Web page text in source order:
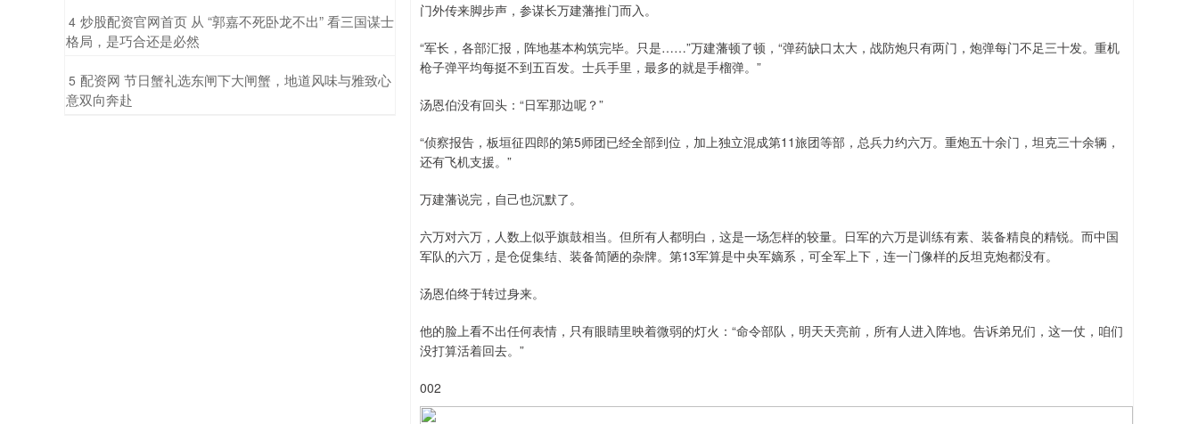
门外传来脚步声，参谋长万建藩推门而入。
“军长，各部汇报，阵地基本构筑完毕。只是……”万建藩顿了顿，“弹药缺口太大，战防炮只有两门，炮弹每门不足三十发。重机
枪子弹平均每挺不到五百发。士兵手里，最多的就是手榴弹。”
汤恩伯没有回头：“日军那边呢？”
“侦察报告，板垣征四郎的第5师团已经全部到位，加上独立混成第11旅团等部，总兵力约六万。重炮五十余门，坦克三十余辆，
还有飞机支援。”
万建藩说完，自己也沉默了。
六万对六万，人数上似乎旗鼓相当。但所有人都明白，这是一场怎样的较量。日军的六万是训练有素、装备精良的精锐。而中国
军队的六万，是仓促集结、装备简陋的杂牌。第13军算是中央军嫡系，可全军上下，连一门像样的反坦克炮都没有。
汤恩伯终于转过身来。
他的脸上看不出任何表情，只有眼睛里映着微弱的灯火：“命令部队，明天天亮前，所有人进入阵地。告诉弟兄们，这一仗，咱们
没打算活着回去。”
002
4 ​炒股配资官网首页 从 “郭嘉不死卧龙不出” 看三国谋士
格局，是巧合还是必然
5 ​配资网 节日蟹礼选东闸下大闸蟹，地道风味与雅致心
意双向奔赴